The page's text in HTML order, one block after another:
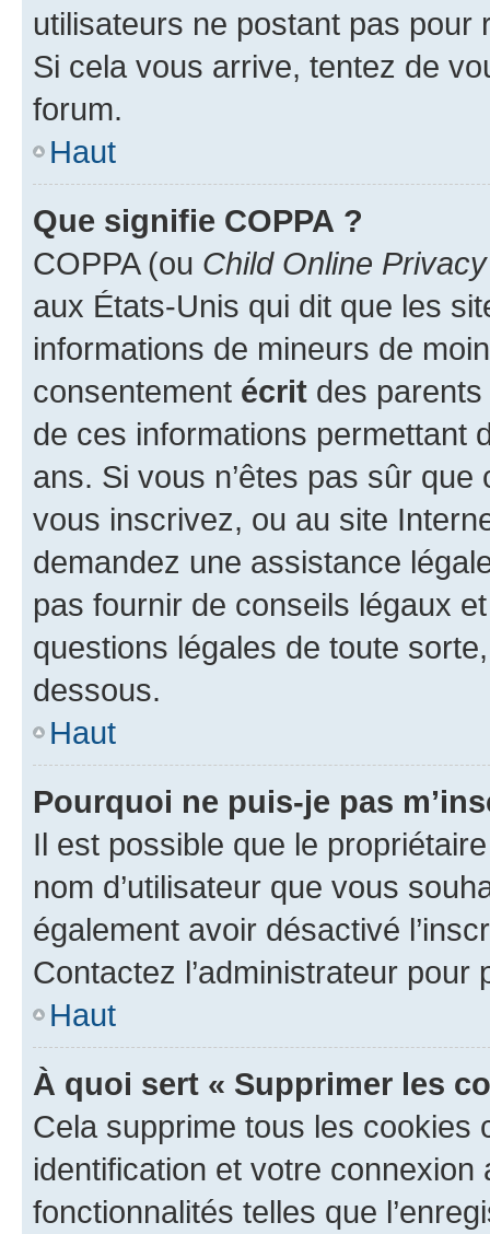
utilisateurs ne postant pas pour
Si cela vous arrive, tentez de
forum.
Haut
Que signifie COPPA ?
COPPA (ou Child Online
aux États-Unis qui dit que les
informations de mineurs de
consentement écrit des parents
de ces informations permettant
ans. Si vous n’êtes pas sûr
vous inscrivez, ou au site
demandez une assistance
pas fournir de conseils légaux
questions légales de toute
dessous.
Haut
Pourquoi ne puis-je pas
Il est possible que le
nom d’utilisateur que vous
également avoir désactivé
Contactez l’administrateur
Haut
À quoi sert « Supprimer les
Cela supprime tous les cookies
identification et votre
fonctionnalités telles que